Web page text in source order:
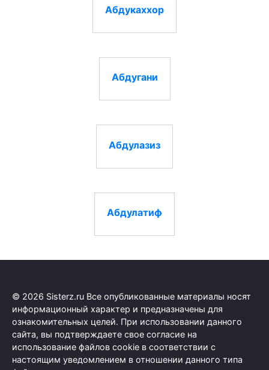
Абдукаххор
Абдугани
Абдулазиз
Абдулатиф
© 2026 Sisterz.ru Все опубликованные материалы носят
информационный характер и предназначены для
ознакомительных целей. При использовании данного
сайта, вы подтверждаете свое согласие на
использование файлов cookie в соответствии с
настоящим уведомлением в отношении данного типа